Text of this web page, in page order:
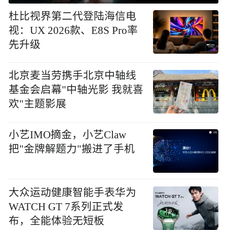
杜比视界第二代登陆海信电
视：UX 2026款、E8S Pro率
先升级
北京麦当劳携手北京中轴线
基金会启幕"中轴光影 我就喜
欢"主题影展
小艺IMO摘金，小艺Claw
把"金牌解题力"搬进了手机
大众运动健康智能手表华为
WATCH GT 7系列正式发
布，全能体验无短板